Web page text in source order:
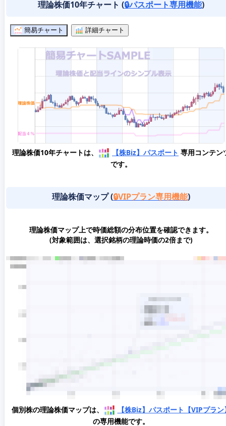
理論株価10年チャート (🔒パスポート専用機能)
簡易チャート 詳細チャート
理論株価10年チャートは、 【株Biz】パスポート 専用コンテン
です。
理論株価マップ (🔒VIPプラン専用機能)
理論株価マップ上で時価総額の分布位置を確認できます。
(対象範囲は、選択銘柄の理論時価の2倍まで)
個別株の理論株価マップは、
【株Biz】パスポート【VIPプラン
の専用機能です。